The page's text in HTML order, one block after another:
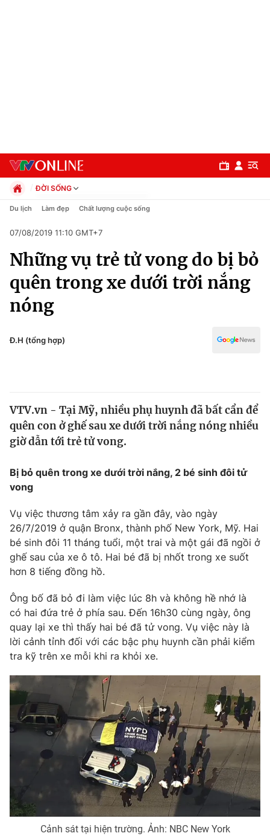
Chuyên mục
Chính trị
Xã hội
Pháp luật
Thế giới
Tin tức
Câu chuyện quốc tế
Kinh tế
Tài chính
Góc doanh nghiệp
Dữ liệu và đời sống
Truyền hình
Phim VTV
Hậu trường
Nhân vật
Khán giả
Giải sao mai
Giải trí
Điện ảnh
Âm nhạc
Sao
Đời sống
Du lịch
Làm đẹp
Chất lượng cuộc sống
Giáo dục
Tuyển sinh
Học trực tuyến
Công nghệ
Hitech Công nghệ tương lai
Sản phẩm
Thị trường
Tư vấn
Giao lưu trực tuyến
Lịch phát sóng
Chuyên mục khác
Emagazine Podcast
Infographic
ĐỜI SỐNG
Chính trị
Pháp luật
Kinh tế
Thể thao
Truyền hình
Văn hóa - Giải trí
Y tế
Công nghệ
Du lịch Làm đẹp Chất lượng cuộc sống
07/08/2019 11:10 GMT+7
Những vụ trẻ tử vong do bị bỏ
quên trong xe dưới trời nắng
nóng
Đ.H (tổng hợp)
VTV.vn - Tại Mỹ, nhiều phụ huynh đã bất cẩn để
quên con ở ghế sau xe dưới trời nắng nóng nhiều
giờ dẫn tới trẻ tử vong.
Bị bỏ quên trong xe dưới trời nắng, 2 bé sinh đôi tử
vong
Vụ việc thương tâm xảy ra gần đây, vào ngày
26/7/2019 ở quận Bronx, thành phố New York, Mỹ. Hai
bé sinh đôi 11 tháng tuổi, một trai và một gái đã ngồi ở
ghế sau của xe ô tô. Hai bé đã bị nhốt trong xe suốt
hơn 8 tiếng đồng hồ.
Ông bố đã bỏ đi làm việc lúc 8h và không hề nhớ là
có hai đứa trẻ ở phía sau. Đến 16h30 cùng ngày, ông
quay lại xe thì thấy hai bé đã tử vong. Vụ việc này là
lời cảnh tỉnh đối với các bậc phụ huynh cần phải kiểm
tra kỹ trên xe mỗi khi ra khỏi xe.
Cảnh sát tại hiện trường. Ảnh: NBC New York